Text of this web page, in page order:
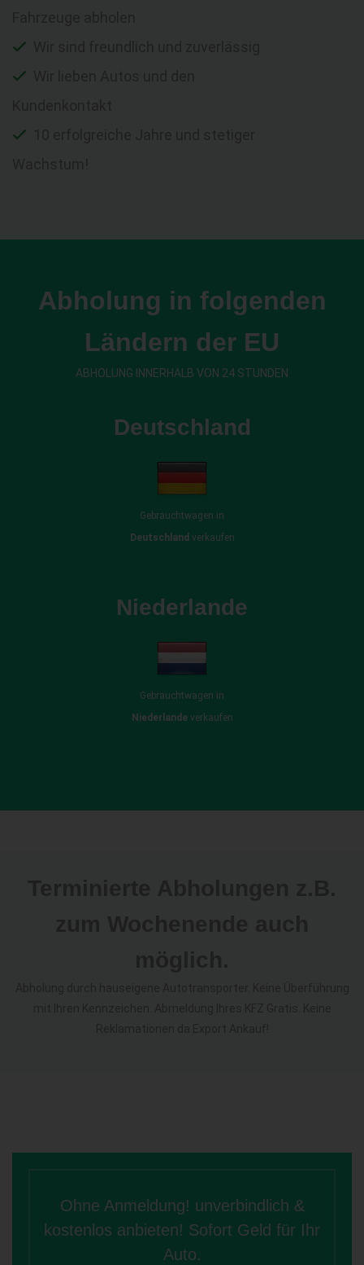
Abholung in folgenden
Ländern der EU
ABHOLUNG INNERHALB VON 24 STUNDEN
Deutschland
Gebrauchtwagen in
Deutschland verkaufen
Niederlande
Gebrauchtwagen in
Niederlandeverkaufen
Ohne Anmeldung! unverbindlich &
kostenlos anbieten! Sofort Geld für Ihr
Auto.